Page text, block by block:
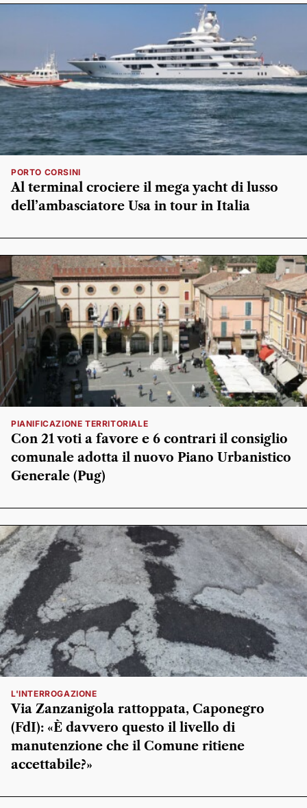
PORTO CORSINI
Al terminal crociere il mega yacht di lusso
dell’ambasciatore Usa in tour in Italia
PIANIFICAZIONE TERRITORIALE
Con 21 voti a favore e 6 contrari il consiglio
comunale adotta il nuovo Piano Urbanistico
Generale (Pug)
L'INTERROGAZIONE
Via Zanzanigola rattoppata, Caponegro
(FdI): «È davvero questo il livello di
manutenzione che il Comune ritiene
accettabile?»